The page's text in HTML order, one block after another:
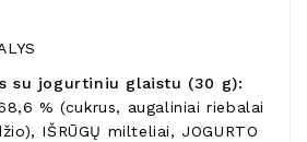
su jogurtiniu glaistu (30 g):
% (cukrus, augaliniai riebalai
IŠRŪGŲ milteliai, JOGURTO